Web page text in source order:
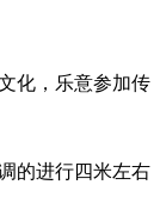
化，乐意参加传
的进行四米左右